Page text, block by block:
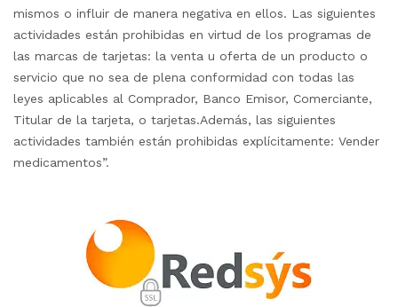
mismos o influir de manera negativa en ellos. Las siguientes
actividades están prohibidas en virtud de los programas de
las marcas de tarjetas: la venta u oferta de un producto o
servicio que no sea de plena conformidad con todas las
leyes aplicables al Comprador, Banco Emisor, Comerciante,
Titular de la tarjeta, o tarjetas.Además, las siguientes
actividades también están prohibidas explícitamente: Vender
medicamentos”.